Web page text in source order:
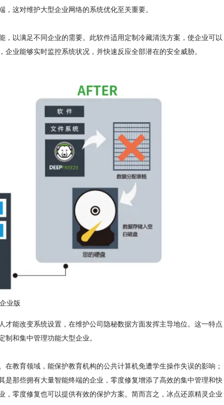
这对维护大型企业网络的系统优化至关重要。
满足不同企业的需要。此软件适用定制冷藏清洗方案，使企业可以
业能够实时监控系统状况，并快速反应全部潜在的安全威胁。
业版
改变系统设置，在维护公司隐秘数据方面发挥主导地位。这一特点
和集中管理功能大型企业。
育领域，能保护教育机构的公共计算机免遭学生操作失误的影响；
那些拥有大量智能终端的企业，零度修复增添了高效的集中管理和快
零度修复也可以提供有效的保护方案。简而言之，冰点还原精灵企业